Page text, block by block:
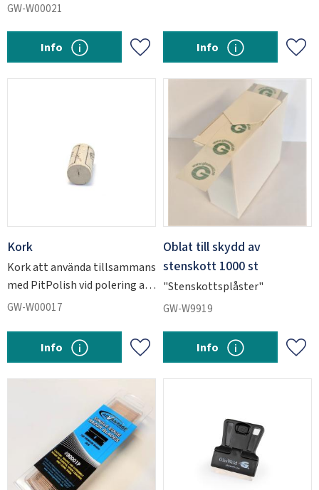
GW-W00021
Lägg till i favoriter
Info Info
Kork
Kork att använda tillsammans
med PitPolish vid polering av
stenskott.
GW-W00017
Lägg till i favoriter
Info
Oblat till skydd av
stenskott 1000 st
"Stenskottsplåster"
GW-W9919
Info